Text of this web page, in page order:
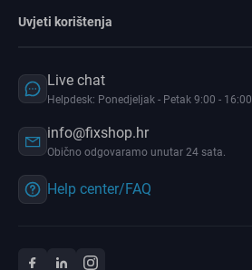
Uvjeti korištenja
Live chat
Helpdesk: Ponedjeljak - Petak 9:00 - 16:00
info@fixshop.hr
Obično odgovaramo unutar 24 sata.
Help center/FAQ